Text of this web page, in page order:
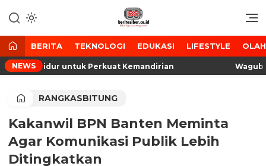
ke
konten
BeritaSiber.co.id
Media Tanggap Dan Akurat
BERITA TEKNOLOGI EDUKASI LIFESTYLE
NEWSTidur untuk Perkuat Kemandirian Wagub
RANGKASBITUNG
Kakanwil BPN Banten Meminta
Agar Komunikasi Publik Lebih
Ditingkatkan